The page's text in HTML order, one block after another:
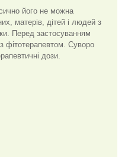
його не можна
матерів, дітей і людей з
Перед застосуванням
фітотерапевтом. Суворо
дози.